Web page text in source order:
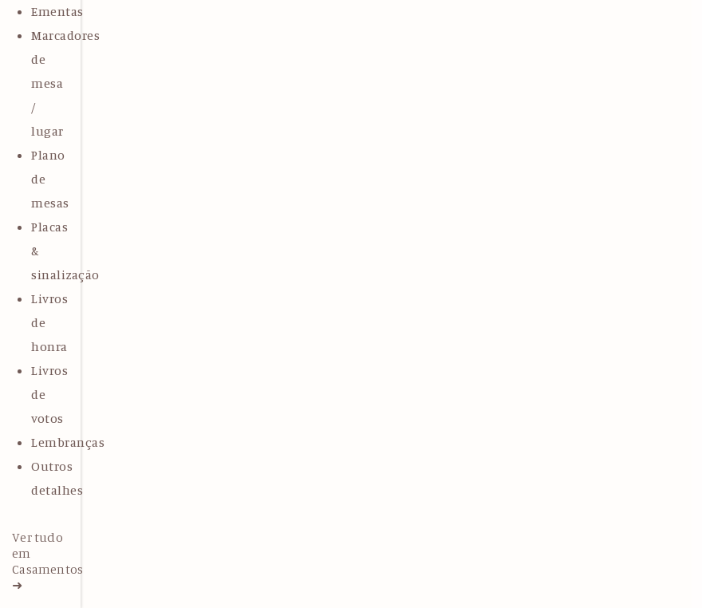
Ementas
Marcadores
de
mesa
/
lugar
Plano
de
mesas
Placas
&
sinalização
Livros
de
honra
Livros
de
votos
Lembranças
Outros
detalhes
Ver tudo
em
Casamentos
➜